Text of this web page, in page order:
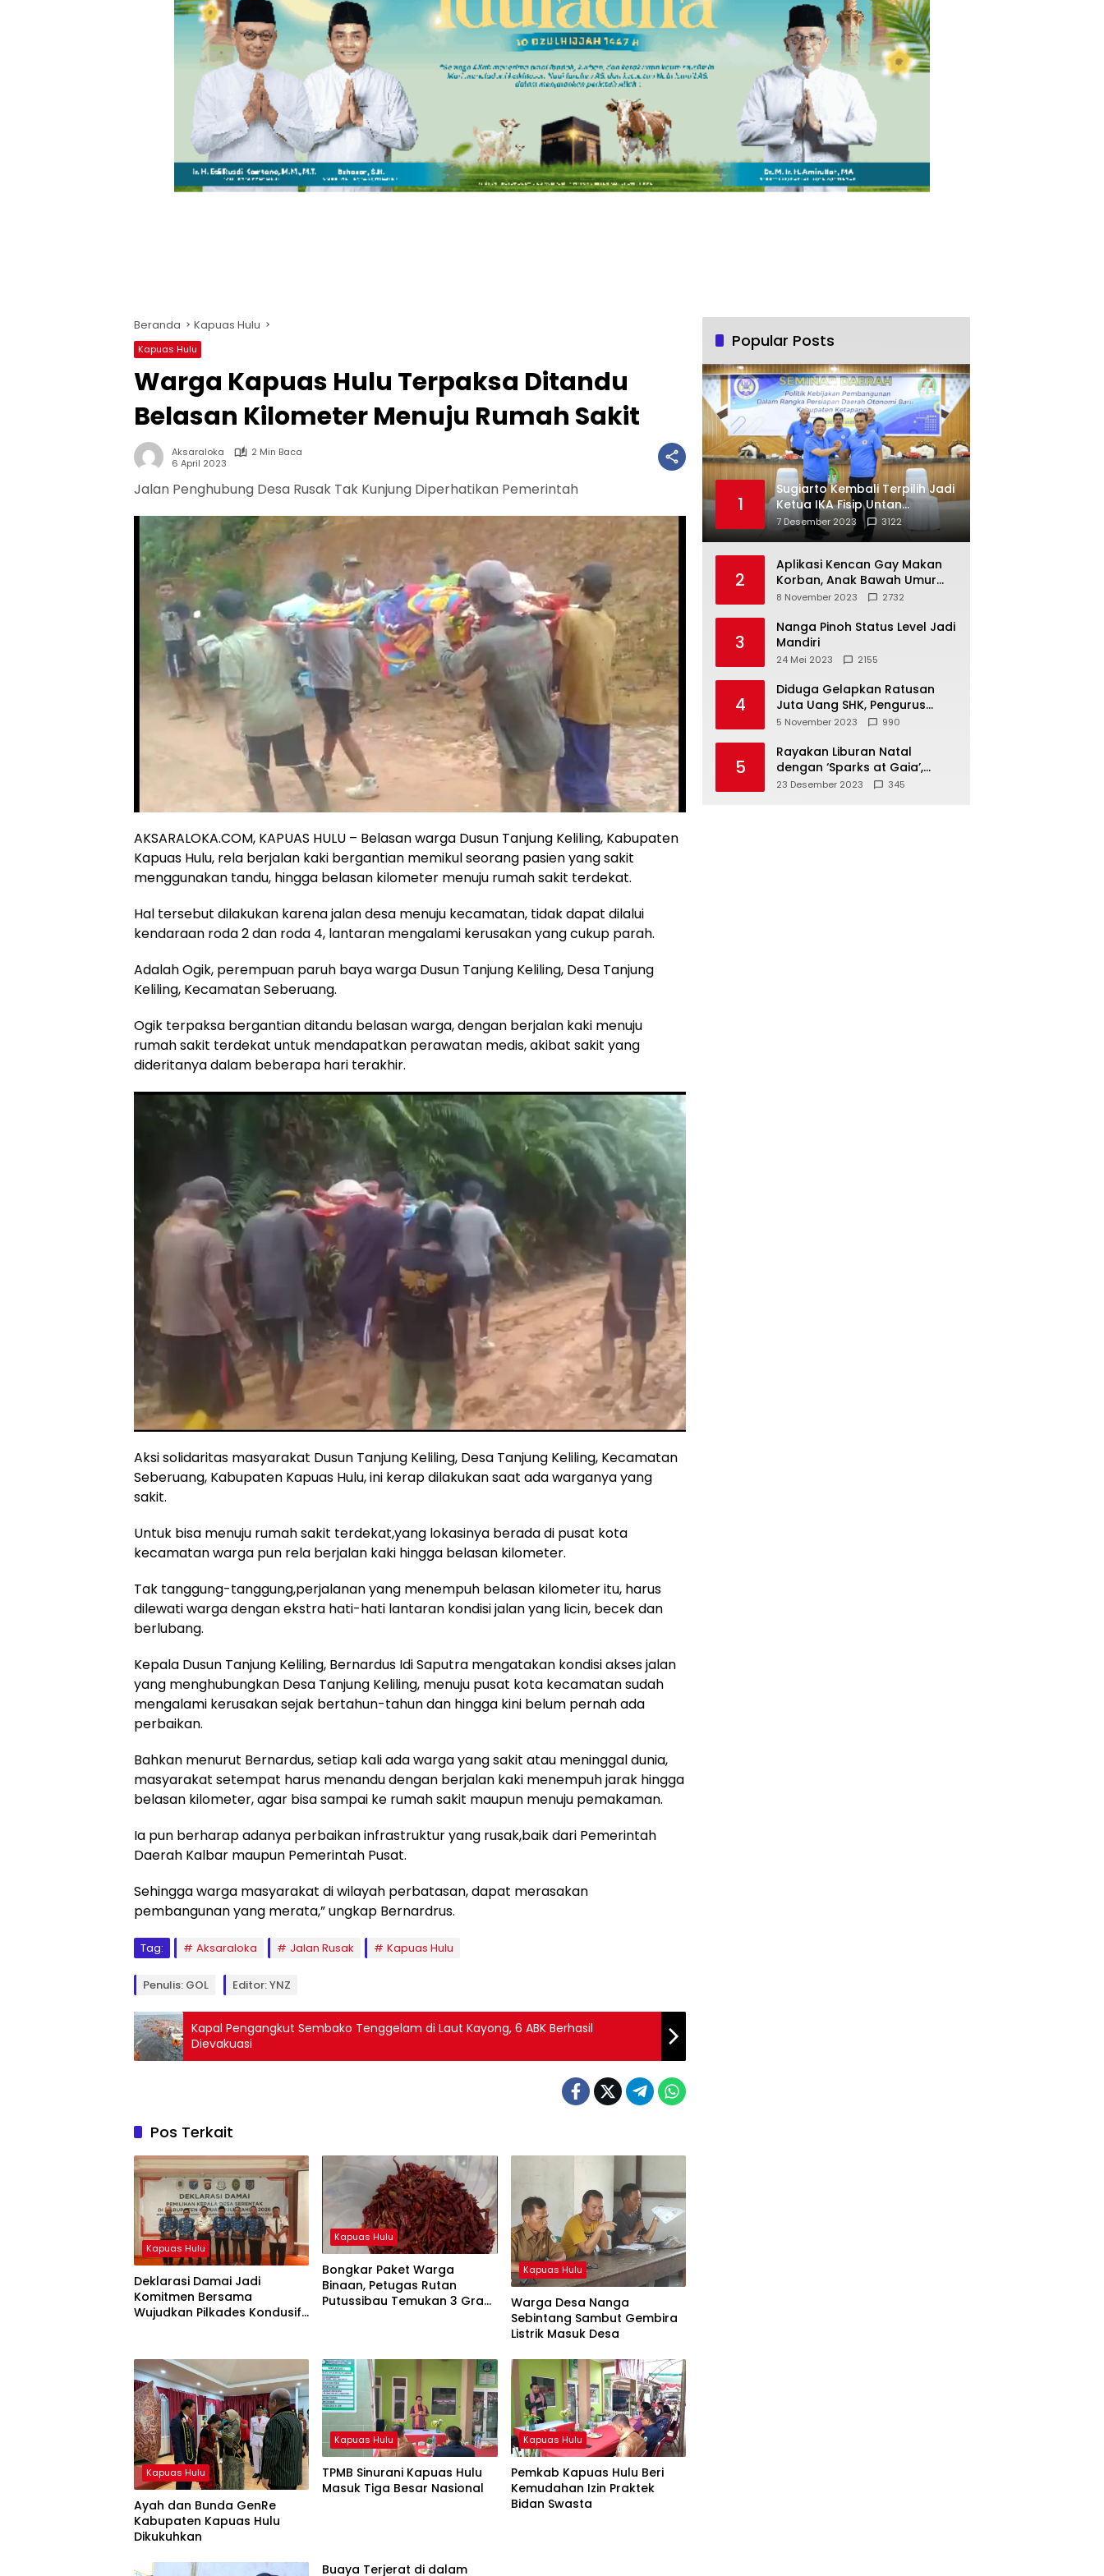
Beranda Kapuas Hulu
Kapuas Hulu
Warga Kapuas Hulu Terpaksa Ditandu
Belasan Kilometer Menuju Rumah Sakit
Aksaraloka
2 Min Baca
6 April 2023
Jalan Penghubung Desa Rusak Tak Kunjung Diperhatikan Pemerintah
AKSARALOKA.COM, KAPUAS HULU – Belasan warga Dusun Tanjung Keliling, Kabupaten
Kapuas Hulu, rela berjalan kaki bergantian memikul seorang pasien yang sakit
menggunakan tandu, hingga belasan kilometer menuju rumah sakit terdekat.
Hal tersebut dilakukan karena jalan desa menuju kecamatan, tidak dapat dilalui
kendaraan roda 2 dan roda 4, lantaran mengalami kerusakan yang cukup parah.
Adalah Ogik, perempuan paruh baya warga Dusun Tanjung Keliling, Desa Tanjung
Keliling, Kecamatan Seberuang.
Ogik terpaksa bergantian ditandu belasan warga, dengan berjalan kaki menuju
rumah sakit terdekat untuk mendapatkan perawatan medis, akibat sakit yang
dideritanya dalam beberapa hari terakhir.
Aksi solidaritas masyarakat Dusun Tanjung Keliling, Desa Tanjung Keliling, Kecamatan
Seberuang, Kabupaten Kapuas Hulu, ini kerap dilakukan saat ada warganya yang
sakit.
Untuk bisa menuju rumah sakit terdekat,yang lokasinya berada di pusat kota
kecamatan warga pun rela berjalan kaki hingga belasan kilometer.
Tak tanggung-tanggung,perjalanan yang menempuh belasan kilometer itu, harus
dilewati warga dengan ekstra hati-hati lantaran kondisi jalan yang licin, becek dan
berlubang.
Kepala Dusun Tanjung Keliling, Bernardus Idi Saputra mengatakan kondisi akses jalan
yang menghubungkan Desa Tanjung Keliling, menuju pusat kota kecamatan sudah
mengalami kerusakan sejak bertahun-tahun dan hingga kini belum pernah ada
perbaikan.
Bahkan menurut Bernardus, setiap kali ada warga yang sakit atau meninggal dunia,
masyarakat setempat harus menandu dengan berjalan kaki menempuh jarak hingga
belasan kilometer, agar bisa sampai ke rumah sakit maupun menuju pemakaman.
Ia pun berharap adanya perbaikan infrastruktur yang rusak,baik dari Pemerintah
Daerah Kalbar maupun Pemerintah Pusat.
Sehingga warga masyarakat di wilayah perbatasan, dapat merasakan
pembangunan yang merata,” ungkap Bernardrus.
Tag: Aksaraloka Jalan Rusak Kapuas Hulu
Penulis: GOL Editor: YNZ
Kapal Pengangkut Sembako Tenggelam di Laut Kayong, 6 ABK Berhasil
Dievakuasi
Pos Terkait
Kapuas Hulu
Deklarasi Damai Jadi
Komitmen Bersama
Wujudkan Pilkades Kondusif
Kapuas Hulu
Bongkar Paket Warga
Binaan, Petugas Rutan
Putussibau Temukan 3 Gram
Kapuas Hulu
Warga Desa Nanga
Sebintang Sambut Gembira
Listrik Masuk Desa
Kapuas Hulu
Ayah dan Bunda GenRe
Kabupaten Kapuas Hulu
Dikukuhkan
Kapuas Hulu
TPMB Sinurani Kapuas Hulu
Masuk Tiga Besar Nasional
Kapuas Hulu
Pemkab Kapuas Hulu Beri
Kemudahan Izin Praktek
Bidan Swasta
Buaya Terjerat di dalam
Popular Posts
1
Sugiarto Kembali Terpilih Jadi
Ketua IKA Fisip Untan
Ketapang
7 Desember 2023 3122
2
Aplikasi Kencan Gay Makan
Korban, Anak Bawah Umur
Jadi Korban Persetubuhan
8 November 2023 2732
3
Nanga Pinoh Status Level Jadi
Mandiri
24 Mei 2023 2155
4
Diduga Gelapkan Ratusan
Juta Uang SHK, Pengurus
Koperasi SUB Dilaporkan ke
5 November 2023 990
5
Rayakan Liburan Natal
dengan ‘Sparks at Gaia’,
Sajikan Tempat Foto Estetik
23 Desember 2023 345